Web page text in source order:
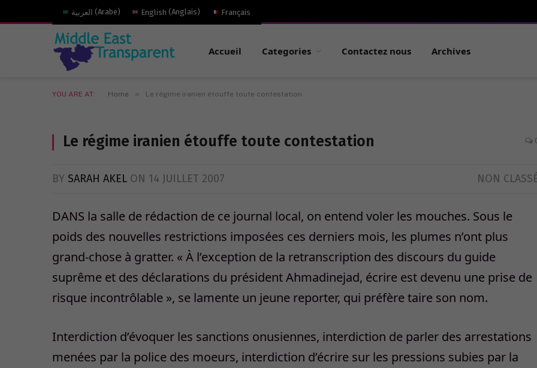
العربية (Arabe) English (Anglais) Français
Accueil Categories Contactez nous Archives
YOU ARE AT: Home » Le régime iranien étouffe toute contestation
Le régime iranien étouffe toute contestation
BY SARAH AKEL ON 14 JUILLET 2007 NON
DANS la salle de rédaction de ce journal local, on entend voler les mouches. Sous le
poids des nouvelles restrictions imposées ces derniers mois, les plumes n’ont plus
grand-chose à gratter. « À l’exception de la retranscription des discours du guide
suprême et des déclarations du président Ahmadinejad, écrire est devenu une prise de
risque incontrôlable », se lamente un jeune reporter, qui préfère taire son nom.
Interdiction d’évoquer les sanctions onusiennes, interdiction de parler des arrestations
menées par la police des moeurs, interdiction d’écrire sur les pressions subies par la